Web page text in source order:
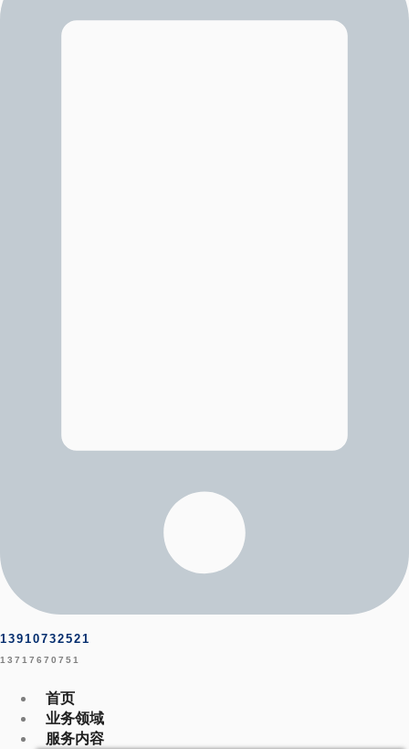
13910732521
13717670751
首页
业务领域
服务内容